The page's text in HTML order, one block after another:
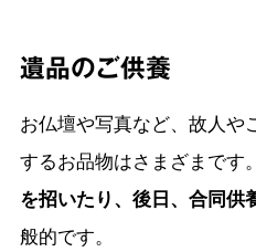
遺品のご供養
お仏壇や写真など、故人や
するお品物はさまざまです。
を招いたり、後日、合同供
般的です。